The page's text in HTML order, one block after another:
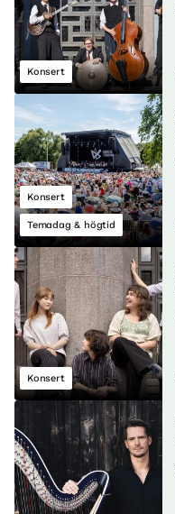
Konsert
Konsert
Temadag & högtid
Konsert